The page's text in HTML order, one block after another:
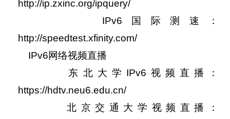
http://ip.zxinc.org/ipquery/
IPv6国际测速：
http://speedtest.xfinity.com/
IPv6网络视频直播
东北大学IPv6视频直播：
https://hdtv.neu6.edu.cn/
北京交通大学视频直播：